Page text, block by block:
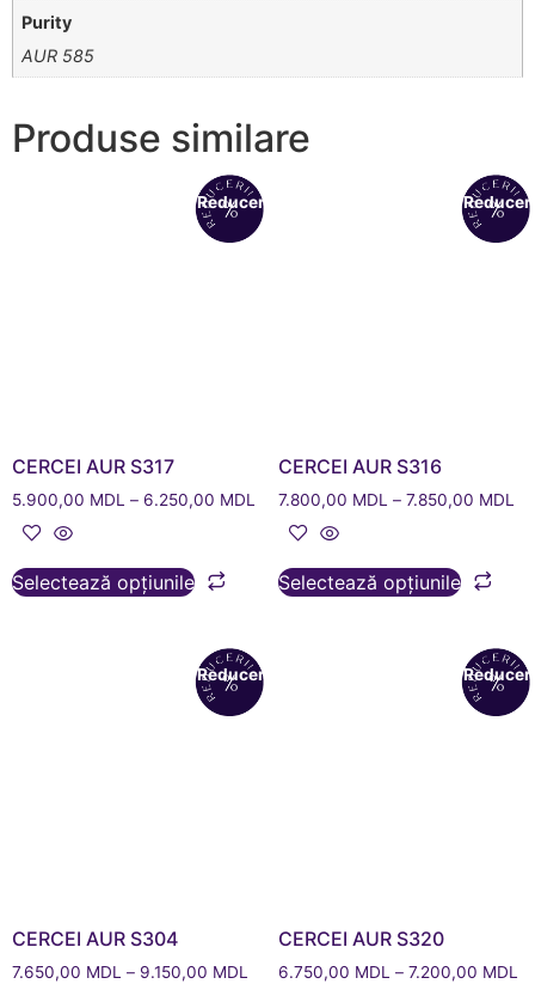
Purity
AUR 585
Produse similare
Reduceri!
CERCEI AUR S317
5.900,00 MDL – 6.250,00 MDL
Selectează opțiunile
CERCEI AUR S316
7.800,00 MDL – 7.850,00 MDL
Selectează opțiunile
Reduceri!
CERCEI AUR S304
7.650,00 MDL – 9.150,00 MDL
CERCEI AUR S320
6.750,00 MDL – 7.200,00 MDL